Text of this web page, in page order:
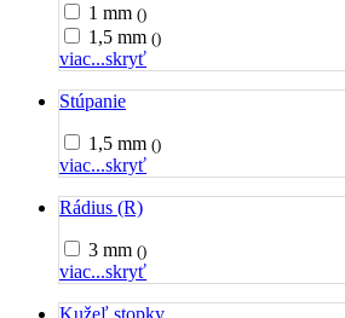
1 mm ()
1,5 mm ()
viac...skryť
Stúpanie
1,5 mm ()
viac...skryť
Rádius (R)
3 mm ()
viac...skryť
Kužeľ stopky